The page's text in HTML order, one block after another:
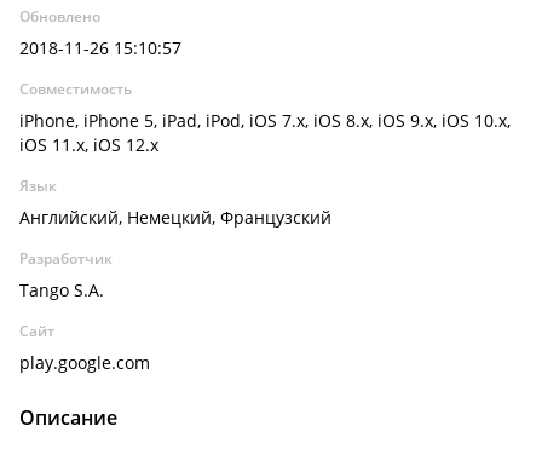
Обновлено
2018-11-26 15:10:57
Совместимость
iPhone, iPhone 5, iPad, iPod, iOS 7.x, iOS 8.x, iOS 9.x, iOS 10.x,
iOS 11.x, iOS 12.x
Язык
Английский, Немецкий, Французский
Разработчик
Tango S.A.
Сайт
play.google.com
Описание